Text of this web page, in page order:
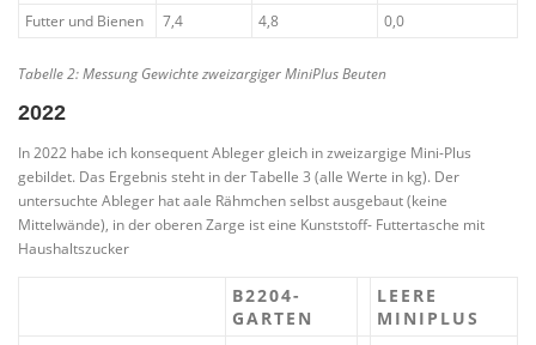
Futter und Bienen
7,4 4,8 0,0
Tabelle 2: Messung Gewichte zweizargiger MiniPlus Beuten
2022
In 2022 habe ich konsequent Ableger gleich in zweizargige Mini-Plus
gebildet. Das Ergebnis steht in der Tabelle 3 (alle Werte in kg). Der
untersuchte Ableger hat aale Rähmchen selbst ausgebaut (keine
Mittelwände), in der oberen Zarge ist eine Kunststoff- Futtertasche mit
Haushaltszucker
B2204-
GARTEN
LEERE
MINIPLUS